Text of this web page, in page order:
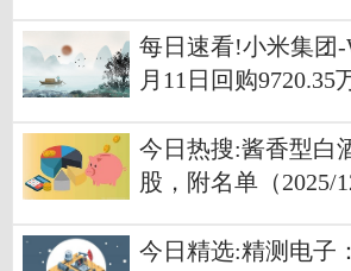
每日速看!小米集团-
月11日回购9720.35
今日热搜:酱香型白
股，附名单（2025/
今日精选:精测电子